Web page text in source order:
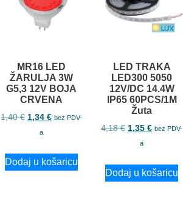
MR16 LED
ŽARULJA 3W
G5,3 12V BOJA
CRVENA
1,40€ 1,34 € bez PDV-
a
Dodaj u košaricu
LED TRAKA
LED300 5050
12V/DC 14.4W
IP65 60PCS/1M
Žuta
4,18€ 1,35€ bez PDV-
a
Dodaj u košaricu